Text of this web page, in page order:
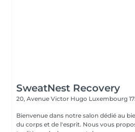
SweatNest Recovery
20, Avenue Victor Hugo Luxembourg
Bienvenue dans notre salon dédié au
du corps et de l'esprit. Nous vous